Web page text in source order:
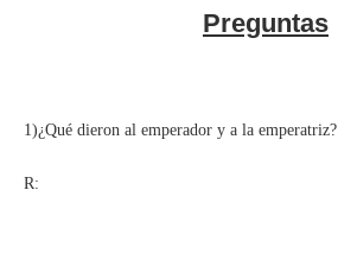
Preguntas
1)¿Qué dieron al emperador y a la emperatriz?
R: